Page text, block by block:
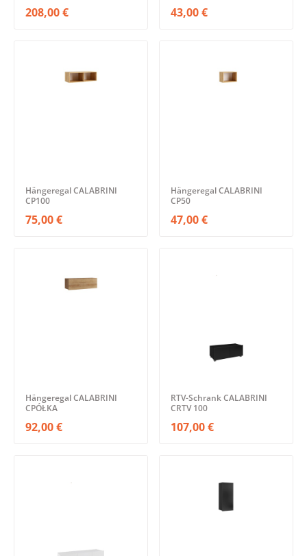
208,00 € 43,00 €
Hängeregal CALABRINI
CP100
75,00 €
Hängeregal CALABRINI
CP50
47,00 €
Hängeregal CALABRINI
CPÓŁKA
92,00 €
RTV-Schrank CALABRINI
CRTV 100
107,00 €